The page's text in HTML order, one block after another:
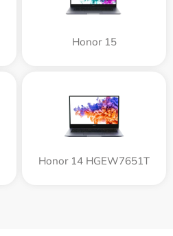
Honor 15
Honor 14 HGEW7651T